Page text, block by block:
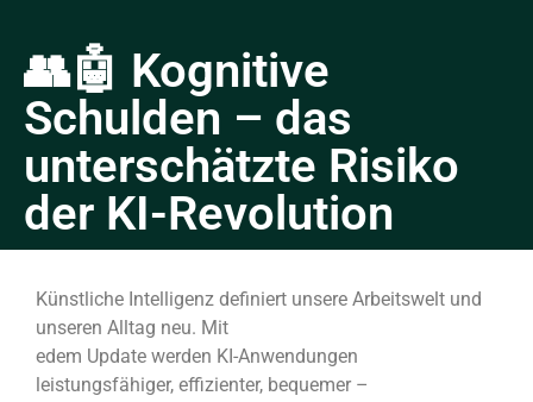
👥🤖 Kognitive
Schulden – das
unterschätzte Risiko
der KI-Revolution
Künstliche Intelligenz definiert unsere Arbeitswelt und
unseren Alltag neu. Mit
edem Update werden KI-Anwendungen
leistungsfähiger, effizienter, bequemer –